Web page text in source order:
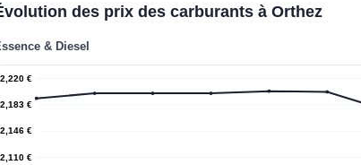
des prix des carburants à Orthez
& Diesel
2,110 €
2,146 €
2,183 €
2,220 €